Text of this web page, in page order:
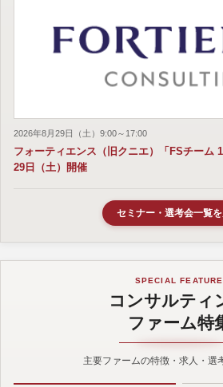
2026年8月29日（土）9:00～17:00
フォーティエンス（旧クニエ）「FSチーム
29日（土）開催
セミナー・選考会一覧
SPECIAL FEATURE
コンサルティ
ファーム特
主要ファームの特徴・求人・選